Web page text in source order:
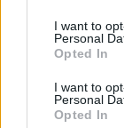
I want to
Personal
Opted In
I want to
Personal
Opted In
A keresett
tartozik,
Az előfizetés